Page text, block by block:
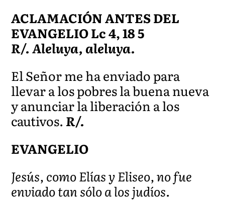
ACLAMACIÓN ANTES DEL
EVANGELIO Lc 4, 18 5
R/. Aleluya, aleluya.
El Señor me ha enviado para
llevar a los pobres la buena nueva
y anunciar la liberación a los
cautivos.R/.
EVANGELIO
Jesús, como Elías y Eliseo, no fue
enviado tan sólo a los judíos.